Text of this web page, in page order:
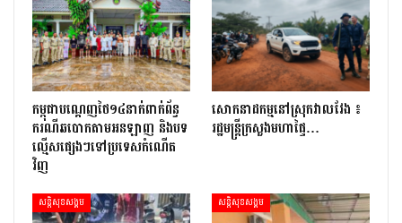
កម្ពុជាបណ្ដេញថៃ១៤នាក់ពាក់ព័ន្ធ
ករណីឆបោកតាមអនឡាញ និងបទ
ល្មើសផ្សេងៗទៅប្រទេសកំណើត
វិញ
សោកនាដកម្ម​នៅ​ស្រុក​វាល​វែង ៖
រដ្ឋមន្ត្រី​ក្រសួងមហាផ្ទៃ…
សន្តិសុខសង្គម សន្តិសុខសង្គម